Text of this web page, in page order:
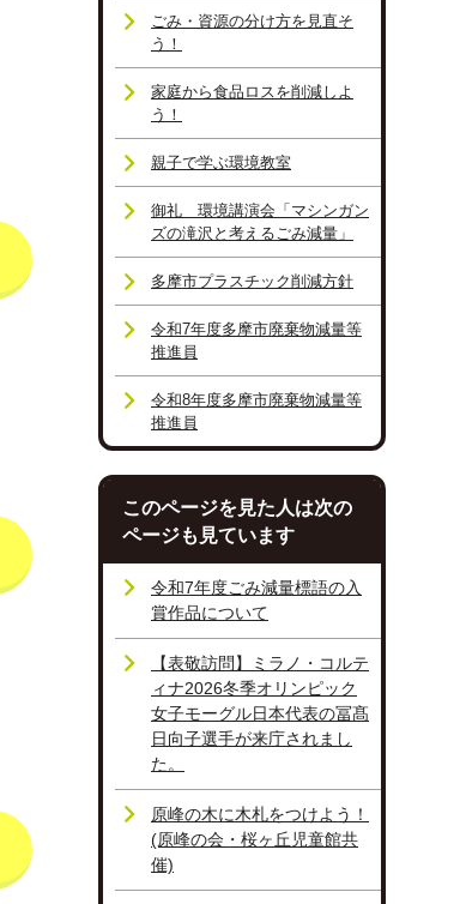
ごみ・資源の分け方を見直そ
う！
家庭から食品ロスを削減しよ
う！
親子で学ぶ環境教室
御礼 環境講演会「マシンガン
ズの滝沢と考えるごみ減量」
多摩市プラスチック削減方針
令和7年度多摩市廃棄物減量等
推進員
令和8年度多摩市廃棄物減量等
推進員
このページを見た人は次の
ページも見ています
令和7年度ごみ減量標語の入
賞作品について
【表敬訪問】ミラノ・コルテ
ィナ2026冬季オリンピック
女子モーグル日本代表の冨髙
日向子選手が来庁されまし
た。
原峰の木に木札をつけよう！
(原峰の会・桜ヶ丘児童館共
催)